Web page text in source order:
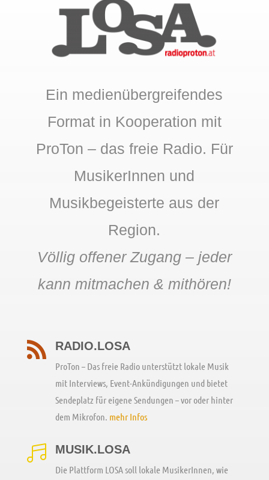
Ein medienübergreifendes
Format in Kooperation mit
ProTon – das freie Radio. Für
MusikerInnen und
Musikbegeisterte aus der
Region.
Völlig offener Zugang – jeder
kann mitmachen & mithören!
 RADIO.LOSA
ProTon – Das freie Radio unterstützt lokale Musik
mit Interviews, Event-Ankündigungen und bietet
Sendeplatz für eigene Sendungen – vor oder hinter
dem Mikrofon. mehr Infos
 MUSIK.LOSA
Die Plattform LOSA soll lokale MusikerInnen, wie